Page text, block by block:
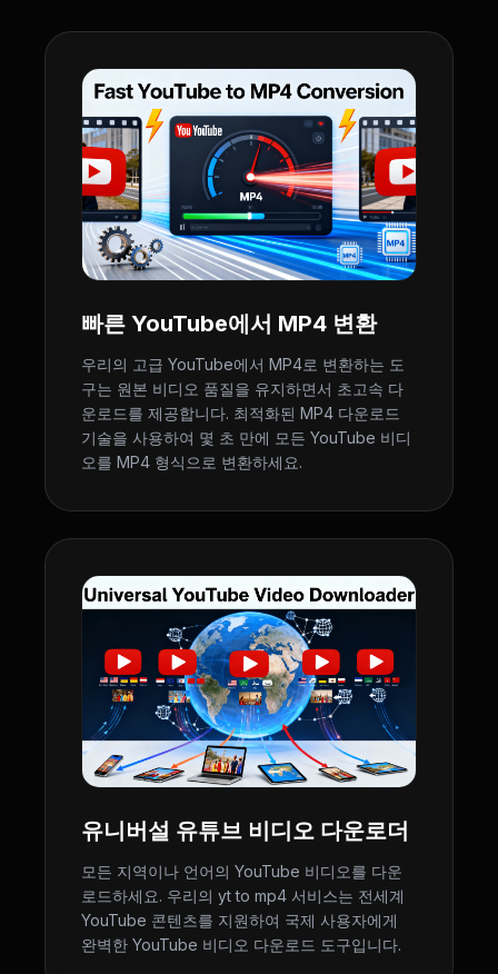
빠른 YouTube에서 MP4 변환
우리의 고급 YouTube에서 MP4로 변환하는 도
구는 원본 비디오 품질을 유지하면서 초고속 다
운로드를 제공합니다. 최적화된 MP4 다운로드
기술을 사용하여 몇 초 만에 모든 YouTube 비디
오를 MP4 형식으로 변환하세요.
유니버설 유튜브 비디오 다운로더
모든 지역이나 언어의 YouTube 비디오를 다운
로드하세요. 우리의 yt to mp4 서비스는 전세계
YouTube 콘텐츠를 지원하여 국제 사용자에게
완벽한 YouTube 비디오 다운로드 도구입니다.